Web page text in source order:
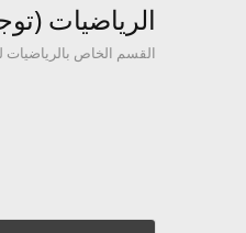
الرياضيات
القسم الخاص